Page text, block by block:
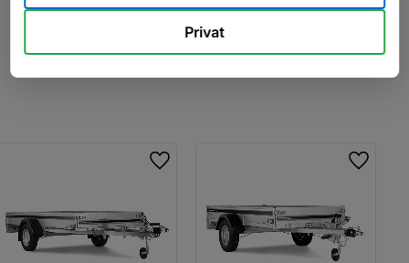
Lägg till i favoriter Lägg
Privat